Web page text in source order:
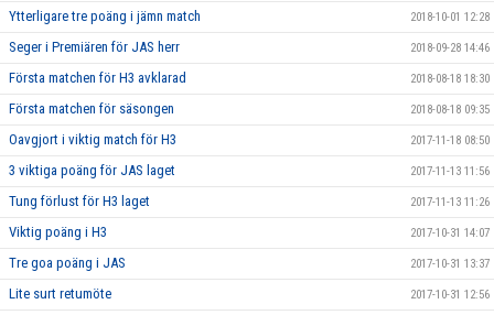
Ytterligare tre poäng i jämn match 2018-10-01 12:28
Seger i Premiären för JAS herr 2018-09-28 14:46
Första matchen för H3 avklarad 2018-08-18 18:30
Första matchen för säsongen 2018-08-18 09:35
Oavgjort i viktig match för H3 2017-11-18 08:50
3 viktiga poäng för JAS laget 2017-11-13 11:56
Tung förlust för H3 laget 2017-11-13 11:26
Viktig poäng i H3 2017-10-31 14:07
Tre goa poäng i JAS 2017-10-31 13:37
Lite surt retumöte 2017-10-31 12:56